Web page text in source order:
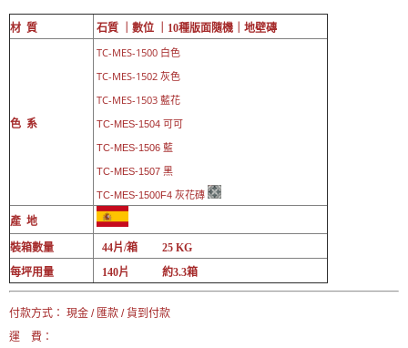
材 質 石質 ｜數位 ｜10種版面隨機｜ 地壁磚
色 系
TC-MES-1500 白色
TC-MES-1502 灰色
TC-MES-1503 藍花
TC-MES-1504 可可
TC-MES-1506 藍
TC-MES-1507 黑
TC-MES-1500F4 灰花磚
產 地
裝箱數量
44片/箱 25 KG
每坪用量
140片 約3.3箱
付款方式： 現金 / 匯款 / 貨到付款
運 費：